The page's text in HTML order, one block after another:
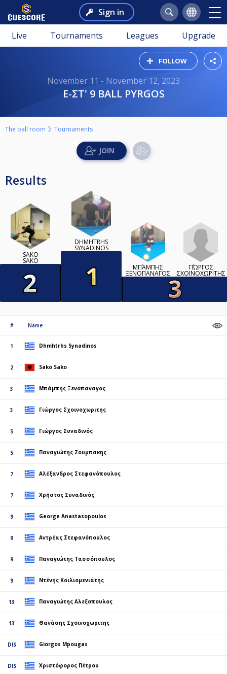
Sign in
Live Tournaments Leagues Upgrade
FOLLOW
November 11 - November 12, 2023
Ε-ΣΤ' 9 BALL PYRGOS
The ball room Tournaments
Results
SAKO
SAKO
DHMHTRHS
SYNADINOS
ΜΠΆΜΠΗΣ
ΞΕΝΟΠΑΝΑΓΟΣ
ΓΙΏΡΓΟΣ
ΣΧΟΙΝΟΧΩΡΙΤΗΣ
# Name
1 Dhmhtrhs Synadinos
2 Sako Sako
3 Μπάμπης Ξενοπαναγος
3 Γιώργος Σχοινοχωριτης
5 Γιώργος Συναδινός
5 Παναγιώτης Ζουμπακης
7 Αλέξανδρος Στεφανόπουλος
7 Χρήστος Συναδινός
9 George Anastasopoulos
9 Αντρέας Στεφανόπουλος
9 Παναγιώτης Τασσόπουλος
9 Ντένης Κοιλιομενιάτης
13 Παναγιώτης Αλεξοπουλος
13 Θανάσης Σχοινοχωριτης
DIS Giorgos Mpougas
DIS Χριστόφορος Πέτρου